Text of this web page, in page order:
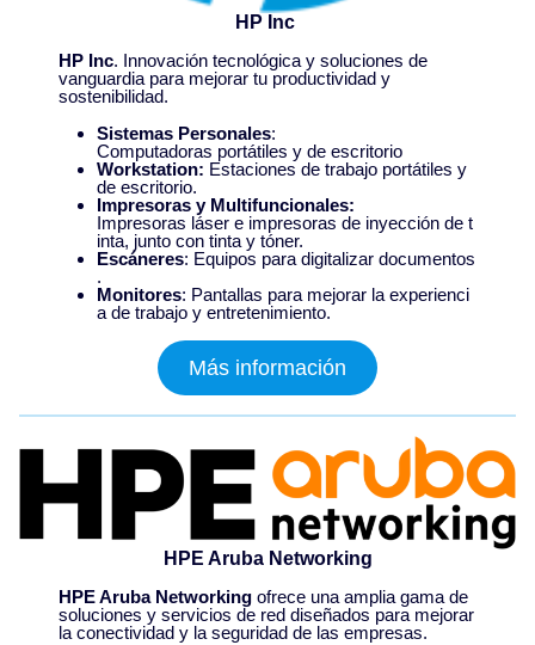
HP Inc
HP Inc. Innovación tecnológica y soluciones de
vanguardia para mejorar tu productividad y
sostenibilidad.
Sistemas Personales:
Computadoras portátiles y de escritorio
Workstation: Estaciones de trabajo portátiles y
de escritorio.
Impresoras y Multifuncionales:
Impresoras láser e impresoras de inyección de t
inta, junto con tinta y tóner.
Escáneres: Equipos para digitalizar documentos
.
Monitores: Pantallas para mejorar la experienci
a de trabajo y entretenimiento.
Más información
HPE Aruba Networking
HPE Aruba Networking ofrece una amplia gama de
soluciones y servicios de red diseñados para mejorar
la conectividad y la seguridad de las empresas.